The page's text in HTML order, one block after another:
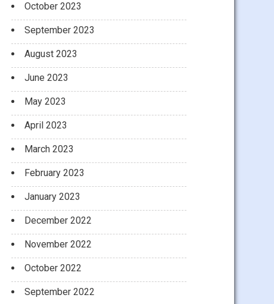
October 2023
September 2023
August 2023
June 2023
May 2023
April 2023
March 2023
February 2023
January 2023
December 2022
November 2022
October 2022
September 2022